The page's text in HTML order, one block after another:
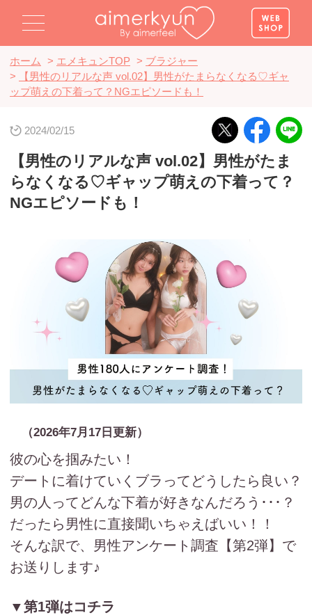
ホーム > エメキュンTOP > ブラジャー
>
【男性のリアルな声 vol.02】男性がたまらなくなる♡ギャ
ップ萌えの下着って？NGエピソードも！
2024/02/15
【男性のリアルな声 vol.02】男性がたま
らなくなる♡ギャップ萌えの下着って？
NGエピソードも！
（2026年7月17日更新）
彼の心を掴みたい！
デートに着けていくブラってどうしたら良い？
男の人ってどんな下着が好きなんだろう･･･？
だったら男性に直接聞いちゃえばいい！！
そんな訳で、男性アンケート調査【第2弾】で
お送りします♪
▼第1弾はコチラ